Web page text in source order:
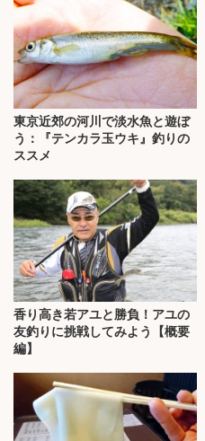
東京近郊の河川で淡水魚と遊ぼ
う：『テンカラ玉ウキ』釣りの
ススメ
香り高き若アユと勝負！アユの
友釣りに挑戦してみよう【概要
編】